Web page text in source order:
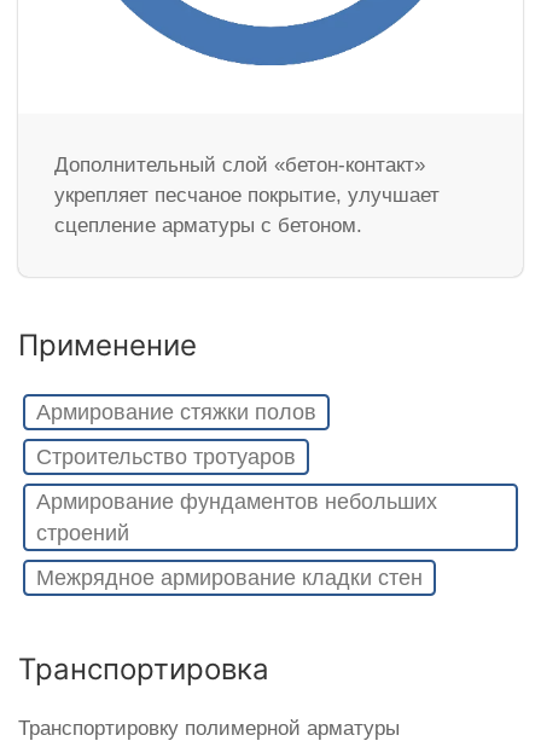
Дополнительный слой «бетон-контакт»
укрепляет песчаное покрытие, улучшает
сцепление арматуры с бетоном.
Применение
Армирование стяжки полов
Строительство тротуаров
Армирование фундаментов небольших
строений
Межрядное армирование кладки стен
Транспортировка
Транспортировку полимерной арматуры